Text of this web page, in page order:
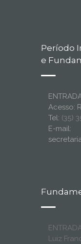
Período
e
Acesso:
Tel: (35)
E-mail:
Luiz